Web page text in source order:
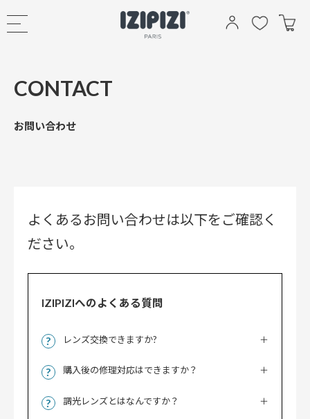
CONTACT
お問い合わせ
よくあるお問い合わせは以下をご確認く
ださい。
IZIPIZIへのよくある質問
レンズ交換できますか?
購入後の修理対応はできますか？
調光レンズとはなんですか？